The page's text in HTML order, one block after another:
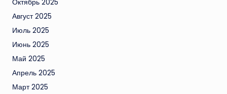
Октябрь 2025
Август 2025
Июль 2025
Июнь 2025
Май 2025
Апрель 2025
Март 2025